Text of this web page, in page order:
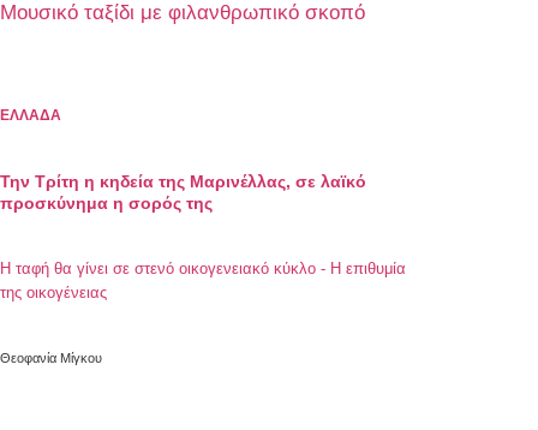
Μουσικό ταξίδι με φιλανθρωπικό σκοπό
ΕΛΛΑΔΑ
Την Τρίτη η κηδεία της Μαρινέλλας, σε λαϊκό
προσκύνημα η σορός της
Η ταφή θα γίνει σε στενό οικογενειακό κύκλο - Η επιθυμία
της οικογένειας
Θεοφανία Μίγκου